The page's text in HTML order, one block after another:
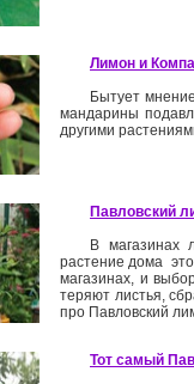
Лимон и
Бытует
мандарины
другими
Павловский
В магазинах
растение дома
магазинах, и
теряют листья,
про Павловский
Тот самый